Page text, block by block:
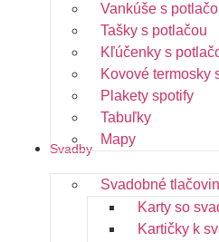
Vankúše s
Tašky s potlačou
Kľúčenky s
Kovové termosky
Plakety spotify
Tabuľky
Mapy
Svadby
Svadobné
Karty so
Kartičky k